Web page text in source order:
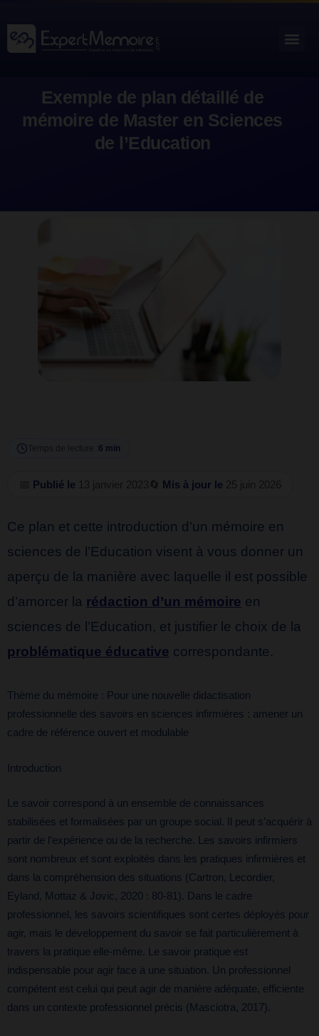
au
contenu
Exemple de plan détaillé de
mémoire de Master en Sciences
de l’Education
Temps de lecture : 6 min
Publié le 13 janvier 2023 🔄 Mis à jour le 25 juin 2026
Ce plan et cette introduction d’un mémoire en
sciences de l’Education visent à vous donner un
aperçu de la manière avec laquelle il est possible
d’amorcer la rédaction d’un mémoire en
sciences de l’Education, et justifier le choix de la
problématique éducative correspondante.
Thème du mémoire : Pour une nouvelle didactisation
professionnelle des savoirs en sciences infirmières : amener un
cadre de référence ouvert et modulable
Introduction
Le savoir correspond à un ensemble de connaissances
stabilisées et formalisées par un groupe social. Il peut s’acquérir à
partir de l’expérience ou de la recherche. Les savoirs infirmiers
sont nombreux et sont exploités dans les pratiques infirmières et
dans la compréhension des situations (Cartron, Lecordier,
Eyland, Mottaz & Jovic, 2020 : 80-81). Dans le cadre
professionnel, les savoirs scientifiques sont certes déployés pour
agir, mais le développement du savoir se fait particulièrement à
travers la pratique elle-même. Le savoir pratique est
indispensable pour agir face à une situation. Un professionnel
compétent est celui qui peut agir de manière adéquate, efficiente
dans un contexte professionnel précis (Masciotra, 2017).